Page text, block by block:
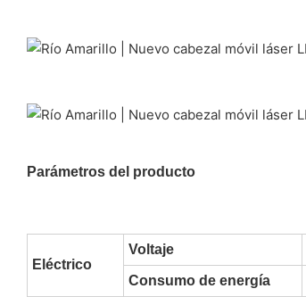
Parámetros del producto
Eléctrico
Voltaje
Consumo de energía